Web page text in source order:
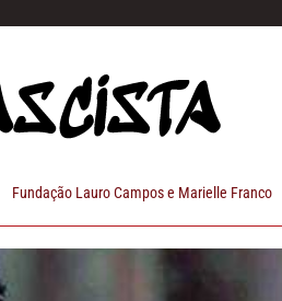
Fundação Lauro Campos e Marielle Franco